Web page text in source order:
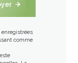
comme